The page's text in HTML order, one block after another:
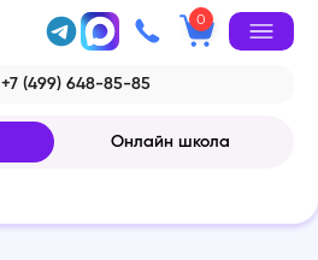
0
+7 (499) 648-85-85
Онлайн школа